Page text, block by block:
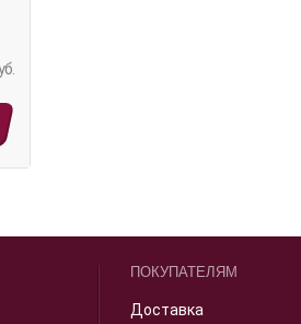
ПОКУПАТЕЛЯМ
Доставка